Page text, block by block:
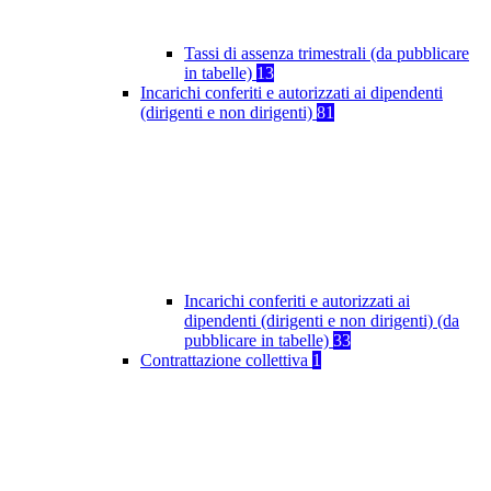
Tassi di assenza trimestrali (da pubblicare
in tabelle) 13
Incarichi conferiti e autorizzati ai dipendenti
(dirigenti e non dirigenti) 81
Incarichi conferiti e autorizzati ai
dipendenti (dirigenti e non dirigenti) (da
pubblicare in tabelle) 33
Contrattazione collettiva 1